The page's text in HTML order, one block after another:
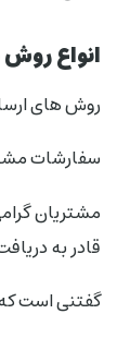
انواع روش
روش های
سفارشات
مشتریان
قادر به
گفتنی است